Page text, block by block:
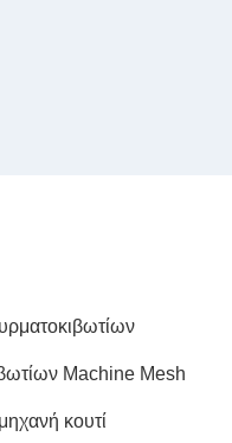
Machine Mesh
κουτί